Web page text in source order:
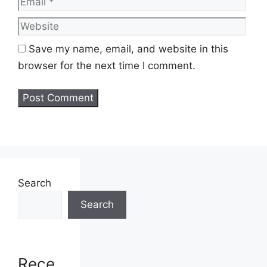
Save my name, email, and website in this
browser for the next time I comment.
Search
Search